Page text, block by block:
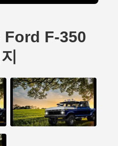
F-350